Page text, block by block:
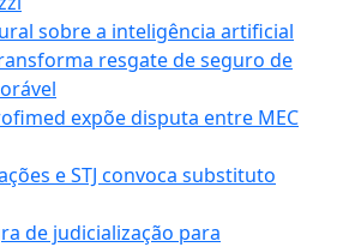
sobre a inteligência artificial
resgate de seguro de
expõe disputa entre MEC
e STJ convoca substituto
de judicialização para